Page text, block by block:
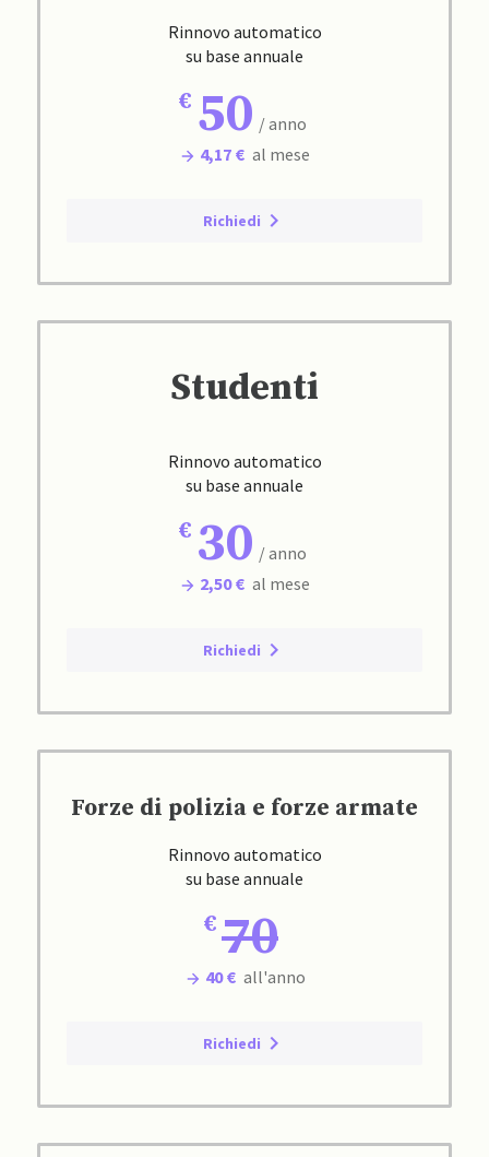
Rinnovo automatico
su base annuale
50 / anno
4,17 € al mese
Richiedi
Studenti
Rinnovo automatico
su base annuale
30 / anno
2,50 € al mese
Richiedi
Forze di polizia e forze armate
Rinnovo automatico
su base annuale
70
40 € all'anno
Richiedi